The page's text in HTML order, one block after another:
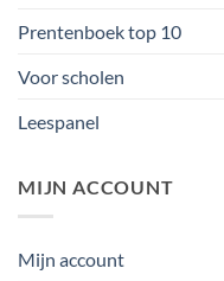
Prentenboek top 10
Voor scholen
Leespanel
MIJN ACCOUNT
Mijn account